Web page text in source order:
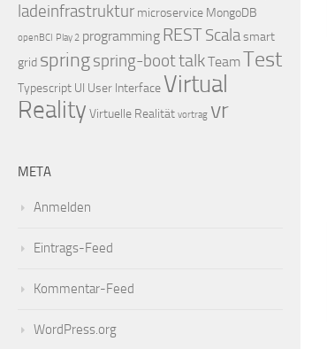
ladeinfrastruktur microservice MongoDB
openBCI Play 2 programming RESTScalasmart
grid springspring-boottalkTeamTest
Typescript UI User Interface Virtual
Reality Virtuelle Realität vortrag vr
META
Anmelden
Eintrags-Feed
Kommentar-Feed
WordPress.org